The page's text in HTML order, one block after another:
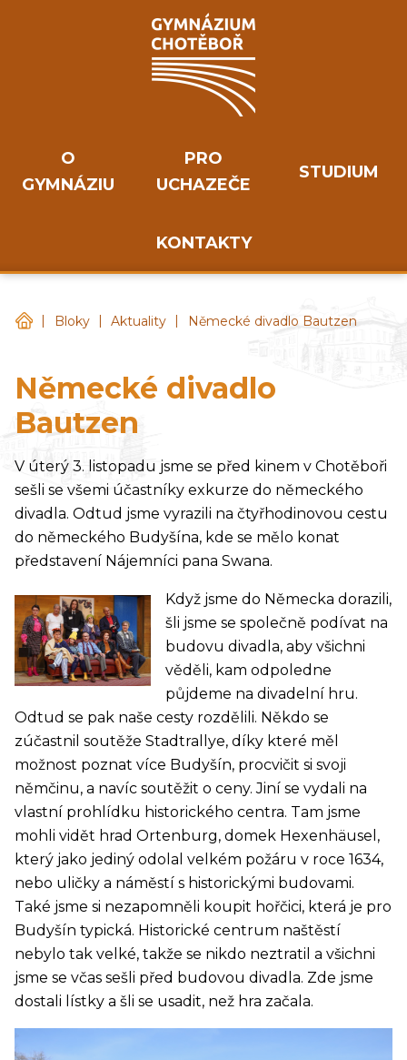
O
GYMNÁZIU
PRO
UCHAZEČE
STUDIUM
KONTAKTY
Gymnázium Chotěboř
| Bloky | Aktuality | Německé divadlo Bautzen
Německé divadlo
Bautzen
V úterý 3. listopadu jsme se před kinem v Chotěboři
sešli se všemi účastníky exkurze do německého
divadla. Odtud jsme vyrazili na čtyřhodinovou cestu
do německého Budyšína, kde se mělo konat
představení Nájemníci pana Swana.
Když jsme do Německa dorazili,
šli jsme se společně podívat na
budovu divadla, aby všichni
věděli, kam odpoledne
půjdeme na divadelní hru.
Odtud se pak naše cesty rozdělili. Někdo se
zúčastnil soutěže Stadtrallye, díky které měl
možnost poznat více Budyšín, procvičit si svoji
němčinu, a navíc soutěžit o ceny. Jiní se vydali na
vlastní prohlídku historického centra. Tam jsme
mohli vidět hrad Ortenburg, domek Hexenhäusel,
který jako jediný odolal velkém požáru v roce 1634,
nebo uličky a náměstí s historickými budovami.
Také jsme si nezapomněli koupit hořčici, která je pro
Budyšín typická. Historické centrum naštěstí
nebylo tak velké, takže se nikdo neztratil a všichni
jsme se včas sešli před budovou divadla. Zde jsme
dostali lístky a šli se usadit, než hra začala.